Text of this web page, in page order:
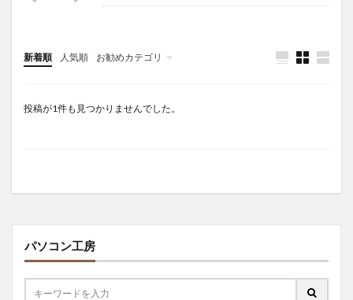
新着順 人気順 お勧めカテゴリ
Infomation
投稿が1件も見つかりませんでした。
パソコン工房